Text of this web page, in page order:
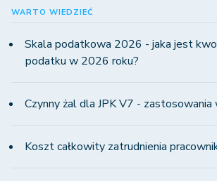
WARTO WIEDZIEĆ
Skala podatkowa 2026 - jaka jest
podatku w 2026 roku?
Czynny żal dla JPK V7 -
Koszt całkowity zatrudnienia